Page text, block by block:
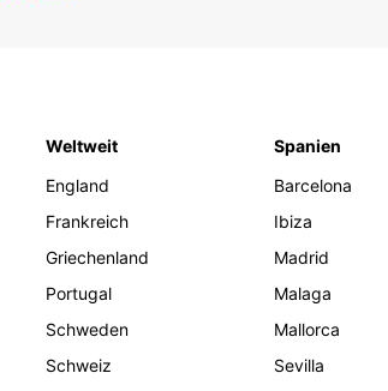
Weltweit
England
Frankreich
Griechenland
Portugal
Schweden
Schweiz
Spanien
Barcelona
Ibiza
Madrid
Malaga
Mallorca
Sevilla